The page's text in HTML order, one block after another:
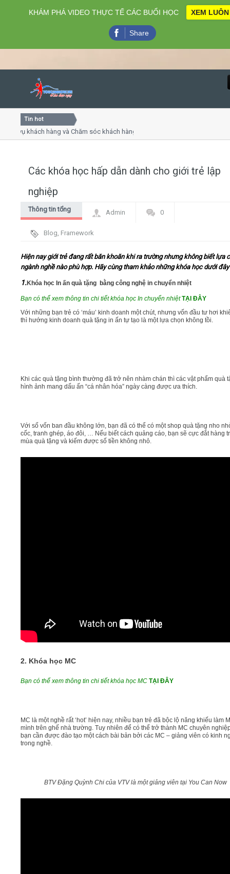
Close
Home
Video
Kiến thức
Tin hot
khách hàng và Chăm sóc khách hàng chuyên nghiệp
Các khóa học hấp dẫn dành cho giới trẻ lập
nghiệp
Thông tin tổng
Admin 0
Blog, Framework
Hiện nay giới trẻ đang rất băn khoăn khi ra trường nhưng không biết lựa
ngành nghề nào phù hợp. Hãy cùng tham khảo những khóa học dưới đây
1.Khóa học In ấn quà tặng bằng công nghệ in chuyển nhiệt
Bạn có thể xem thông tin chi tiết khóa học In chuyển nhiệt TẠI ĐÂY
Với những bạn trẻ có ‘máu’ kinh doanh một chút, nhưng vốn đầu tư hơi
thì hướng kinh doanh quà tặng in ấn tự tạo là một lựa chọn không tồi.
Khi các quà tặng bình thường đã trở nên nhàm chán thì các vật phẩm quà
hình ảnh mang dấu ấn “cá nhân hóa” ngày càng được ưa thích.
Với số vốn ban đầu không lớn, bạn đã có thể có một shop quà tặng nho
cốc, tranh ghép, áo đôi, … Nếu biết cách quảng cáo, bạn sẽ cực đắt hàng
mùa quà tặng và kiếm được số tiền không nhỏ.
2. Khóa học MC
Bạn có thể xem thông tin chi tiết khóa học MC TẠI ĐÂY
MC là một nghề rất ‘hot’ hiện nay, nhiều bạn trẻ đã bộc lộ năng khiếu làm
mình trên ghế nhà trường. Tuy nhiên để có thể trở thành MC chuyên
bạn cần được đào tạo một cách bài bản bởi các MC – giảng viên có kinh
trong nghề.
BTV Đặng Quỳnh Chi của VTV là một giảng viên tại You Can Now
KHÁM PHÁ VIDEO THỰC TẾ CÁC BUỔI HỌC XEM LUÔN
Share